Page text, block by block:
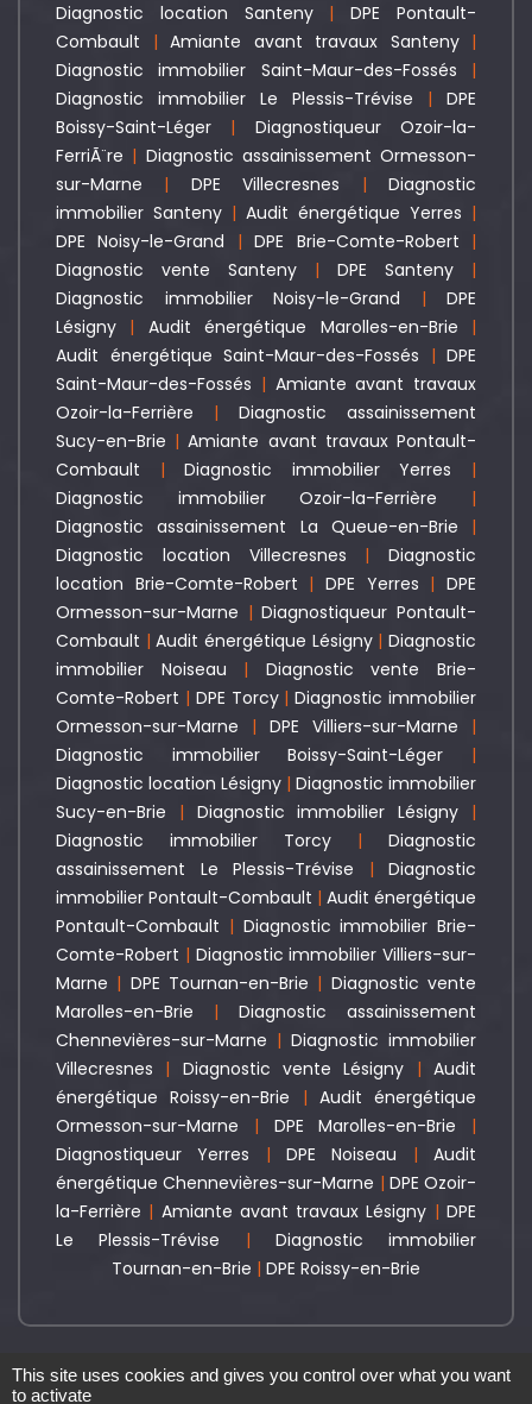
Diagnostic location Santeny|DPE Pontault-
Combault | Amiante avant travaux Santeny|
Diagnostic immobilier Saint-Maur-des-Fossés |
Diagnostic immobilier Le Plessis-Trévise | DPE
Boissy-Saint-Léger | Diagnostiqueur Ozoir-la-
FerriÃ¨re | Diagnostic assainissement Ormesson-
sur-Marne | DPE Villecresnes |Diagnostic
immobilier Santeny | Audit énergétique Yerres |
DPE Noisy-le-Grand |DPE Brie-Comte-Robert |
Diagnostic vente Santeny | DPE Santeny |
Diagnostic immobilier Noisy-le-Grand | DPE
Lésigny | Audit énergétique Marolles-en-Brie |
Audit énergétique Saint-Maur-des-Fossés | DPE
Saint-Maur-des-Fossés | Amiante avant travaux
Ozoir-la-Ferrière | Diagnostic assainissement
Sucy-en-Brie |Amiante avant travaux Pontault-
Combault |Diagnostic immobilier Yerres |
Diagnostic immobilier Ozoir-la-Ferrière |
Diagnostic assainissement La Queue-en-Brie |
Diagnostic location Villecresnes | Diagnostic
location Brie-Comte-Robert |DPE Yerres |DPE
Ormesson-sur-Marne |Diagnostiqueur Pontault-
Combault |Audit énergétique Lésigny|Diagnostic
immobilier Noiseau | Diagnostic vente Brie-
Comte-Robert | DPE Torcy|Diagnostic immobilier
Ormesson-sur-Marne | DPE Villiers-sur-Marne |
Diagnostic immobilier Boissy-Saint-Léger |
Diagnostic location Lésigny | Diagnostic immobilier
Sucy-en-Brie | Diagnostic immobilier Lésigny |
Diagnostic immobilier Torcy | Diagnostic
assainissement Le Plessis-Trévise | Diagnostic
immobilier Pontault-Combault | Audit énergétique
Pontault-Combault | Diagnostic immobilier Brie-
Comte-Robert | Diagnostic immobilier Villiers-sur-
Marne | DPE Tournan-en-Brie | Diagnostic vente
Marolles-en-Brie | Diagnostic assainissement
Chennevières-sur-Marne | Diagnostic immobilier
Villecresnes | Diagnostic vente Lésigny |Audit
énergétique Roissy-en-Brie | Audit énergétique
Ormesson-sur-Marne | DPE Marolles-en-Brie |
Diagnostiqueur Yerres |DPE Noiseau |Audit
énergétique Chennevières-sur-Marne | DPE Ozoir-
la-Ferrière | Amiante avant travaux Lésigny |DPE
Le Plessis-Trévise | Diagnostic immobilier
Tournan-en-Brie | DPE Roissy-en-Brie
DIAG SURVEYS - RCS. 889 736 104 -Diagnostic immobilier Marolles-
en-Brie- - Politique de confidentialité
- Création
This site uses cookies and gives you control over what you want
to activate